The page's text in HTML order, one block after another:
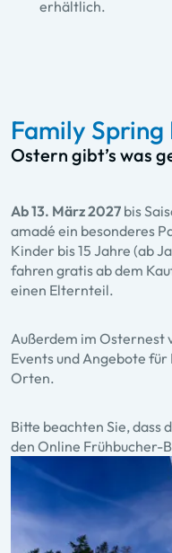
erhältlich.
Family Spring
Ostern gibt’s was
Ab 13. März 2027 bis
amadé ein besonderes
Kinder bis 15 Jahre (ab
fahren gratis ab dem
einen Elternteil.
Außerdem im Osternest
Events und Angebote
Orten.
Bitte beachten Sie, dass
den Online Frühbucher-